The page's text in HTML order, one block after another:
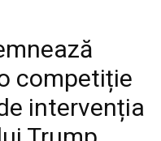
competiție
intervenția